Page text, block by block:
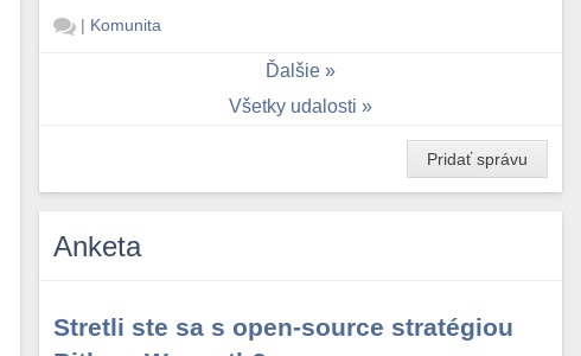
| Komunita
Ďalšie
Všetky udalosti
Pridať správu
Anketa
Stretli ste sa s open-source stratégiou